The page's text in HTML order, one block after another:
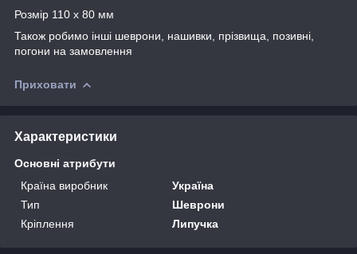
Розмір 110 х 80 мм
Також робимо інші шеврони, нашивки, прізвища, позивні,
погони на замовлення
Приховати
Характеристики
Основні атрибути
Країна виробник
Україна
Тип
Шеврони
Кріплення
Липучка